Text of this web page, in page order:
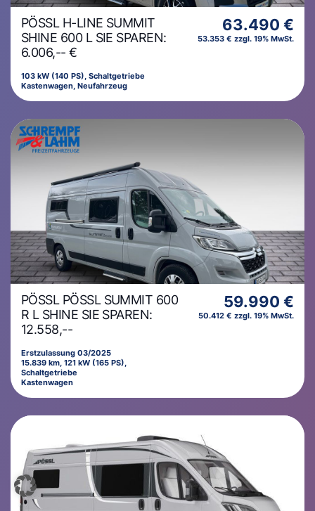
PÖSSL H-LINE SUMMIT
SHINE 600 L SIE SPAREN:
6.006,-- €
103 kW (140 PS), Schaltgetriebe
Kastenwagen, Neufahrzeug
63.490 €
53.353 € zzgl. 19% MwSt.
PÖSSL PÖSSL SUMMIT 600
R L SHINE SIE SPAREN:
12.558,--
Erstzulassung 03/2025
15.839 km, 121 kW (165 PS),
Schaltgetriebe
Kastenwagen
59.990 €
50.412 € zzgl. 19% MwSt.